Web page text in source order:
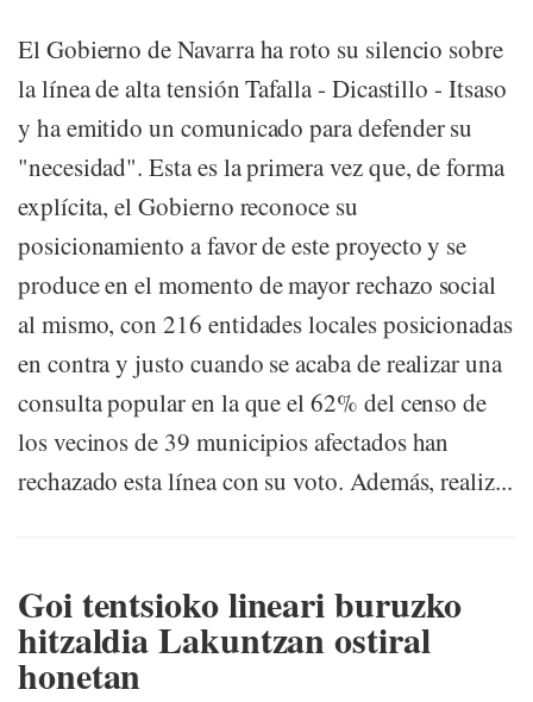
El Gobierno de Navarra ha roto su silencio sobre
la línea de alta tensión Tafalla - Dicastillo - Itsaso
y ha emitido un comunicado para defender su
"necesidad". Esta es la primera vez que, de forma
explícita, el Gobierno reconoce su
posicionamiento a favor de este proyecto y se
produce en el momento de mayor rechazo social
al mismo, con 216 entidades locales posicionadas
en contra y justo cuando se acaba de realizar una
consulta popular en la que el 62% del censo de
los vecinos de 39 municipios afectados han
rechazado esta línea con su voto. Además, realiz...
Goi tentsioko lineari buruzko
hitzaldia Lakuntzan ostiral
honetan